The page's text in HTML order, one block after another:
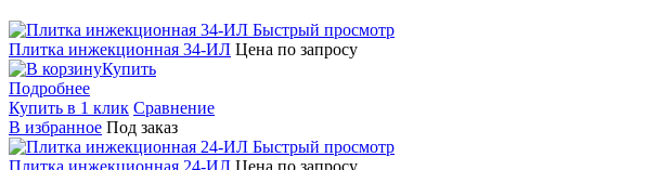
Быстрый просмотр
Плитка инжекционная 34-ИЛ Цена по запросу
Купить
Подробнее
Купить в 1 клик Сравнение
В избранное Под заказ
Быстрый просмотр